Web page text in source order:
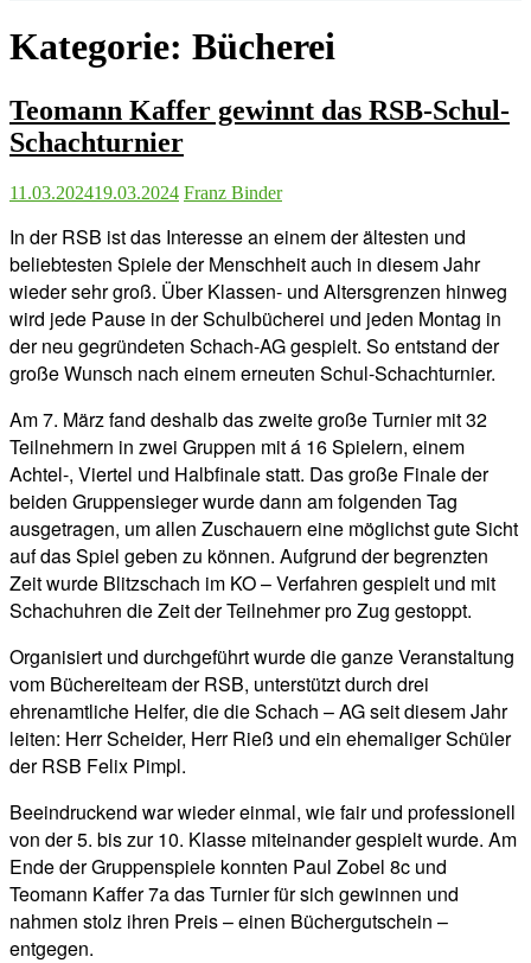
Kategorie: Bücherei
Teomann Kaffer gewinnt das RSB-Schul-
Schachturnier
11.03.202419.03.2024 Franz Binder
In der RSB ist das Interesse an einem der ältesten und
beliebtesten Spiele der Menschheit auch in diesem Jahr
wieder sehr groß. Über Klassen- und Altersgrenzen hinweg
wird jede Pause in der Schulbücherei und jeden Montag in
der neu gegründeten Schach-AG gespielt. So entstand der
große Wunsch nach einem erneuten Schul-Schachturnier.
Am 7. März fand deshalb das zweite große Turnier mit 32
Teilnehmern in zwei Gruppen mit á 16 Spielern, einem
Achtel-, Viertel und Halbfinale statt. Das große Finale der
beiden Gruppensieger wurde dann am folgenden Tag
ausgetragen, um allen Zuschauern eine möglichst gute Sicht
auf das Spiel geben zu können. Aufgrund der begrenzten
Zeit wurde Blitzschach im KO – Verfahren gespielt und mit
Schachuhren die Zeit der Teilnehmer pro Zug gestoppt.
Organisiert und durchgeführt wurde die ganze Veranstaltung
vom Büchereiteam der RSB, unterstützt durch drei
ehrenamtliche Helfer, die die Schach – AG seit diesem Jahr
leiten: Herr Scheider, Herr Rieß und ein ehemaliger Schüler
der RSB Felix Pimpl.
Beeindruckend war wieder einmal, wie fair und professionell
von der 5. bis zur 10. Klasse miteinander gespielt wurde. Am
Ende der Gruppenspiele konnten Paul Zobel 8c und
Teomann Kaffer 7a das Turnier für sich gewinnen und
nahmen stolz ihren Preis – einen Büchergutschein –
entgegen.